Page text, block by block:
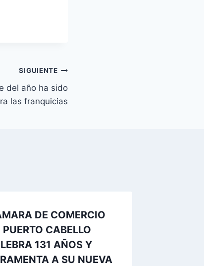
SIGUIENTE
del año ha sido
las franquicias
DE COMERCIO
PUERTO CABELLO
131 AÑOS Y
A SU NUEVA